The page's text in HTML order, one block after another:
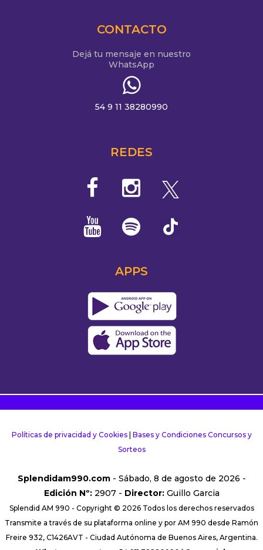
CONTACTO
Dejá tu mensaje en nuestro
WhatsApp
54 9 11 38280990
REDES
APPS
Políticas de privacidad y Cookies| Bases y Condiciones Concursos y
Sorteos
Splendidam990.com- Sábado, 8 de agosto de 2026 -
Edición Nº:2907 - Director:Guillo Garcia
Splendid AM 990 - Copyright © 2026 Todos los derechos reservados
Transmite a través de su plataforma online y por AM 990 desde Ramón
Freire 932, C1426AVT - Ciudad Autónoma de Buenos Aires, Argentina.